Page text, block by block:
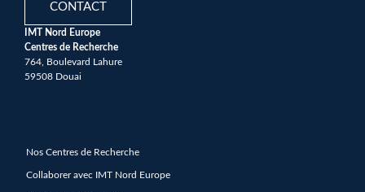
CONTACT
IMT Nord Europe
Centres de Recherche
764, Boulevard Lahure
59508 Douai
Nos Centres de Recherche
Collaborer avec IMT Nord Europe